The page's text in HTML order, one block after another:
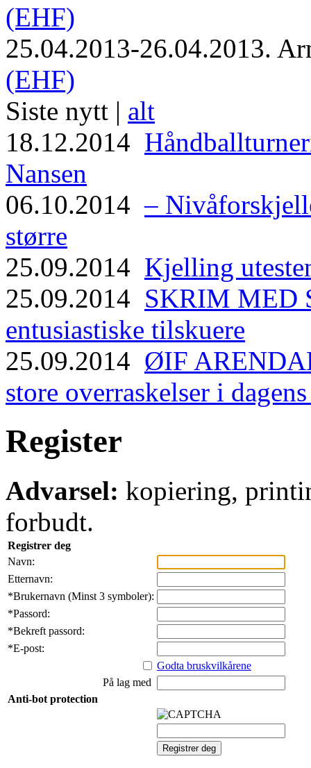
(EHF)
25.04.2013-26.04.2013.
(EHF)
Siste nytt | alt
18.12.2014
Nansen
06.10.2014–
større
25.09.2014 Kjelling
25.09.2014 SKRIM MED
entusiastiske tilskuere
25.09.2014 ØIF
store overraskelser i
Register
Advarsel: kopiering,
forbudt.
Registrer deg
Navn:
Etternavn:
*Brukernavn (Minst 3 symboler):
*Passord:
*Bekreft passord:
*E-post:
Godta bruskvilkårene
På lag med
Anti-bot protection